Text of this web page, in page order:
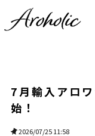
7月輸入アロ
始！
2026/07/25 11:58